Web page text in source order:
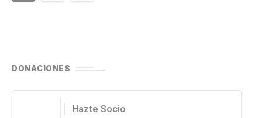
DONACIONES
Hazte Socio